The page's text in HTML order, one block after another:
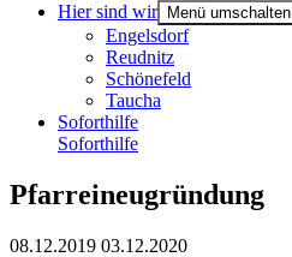
Hier sind wir
Menü umschalten
Engels­dorf
Reud­nitz
Schö­ne­feld
Tau­cha
Soforthilfe
Soforthilfe
Pfar­reineu­grün­dung
08.12.2019 03.12.2020